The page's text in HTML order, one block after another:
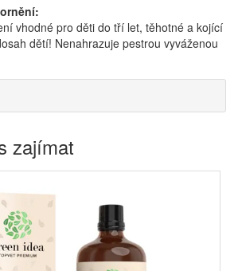
vhodné pro děti do tří let, těhotné a kojící
dětí! Nenahrazuje pestrou vyváženou
zajímat